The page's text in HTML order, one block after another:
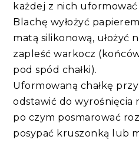
każdej z nich uformować
Blachę wyłożyć
matą silikonową, ułożyć
zapleść warkocz
pod spód chałki).
Uformowaną chałkę
odstawić do wyrośnięcia
po czym posmarować
posypać kruszonką lub